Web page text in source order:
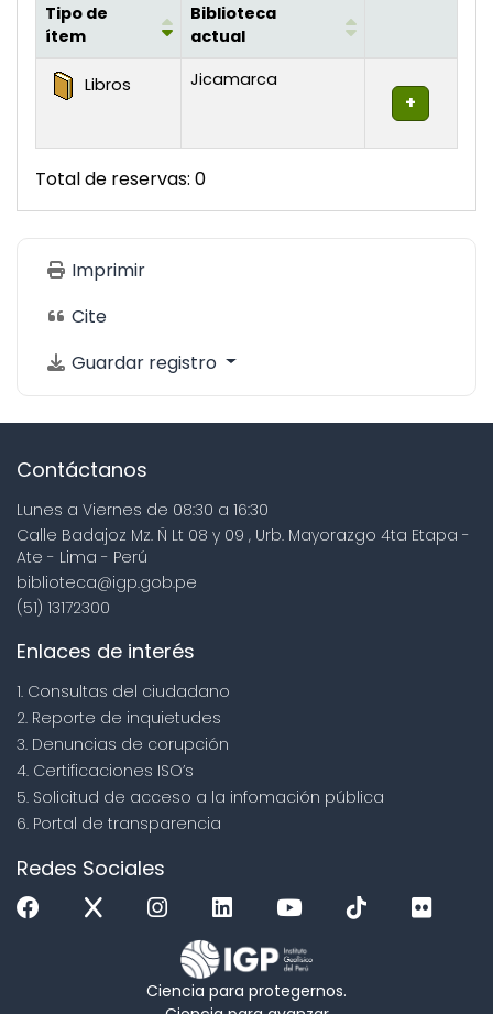
Existencias
Tipo de
ítem
Biblioteca
actual
Libros Jicamarca
Total de reservas: 0
Imprimir
Cite
Guardar registro
Contáctanos
Lunes a Viernes de 08:30 a 16:30
Calle Badajoz Mz. Ñ Lt 08 y 09 , Urb. Mayorazgo 4ta Etapa -
Ate - Lima - Perú
biblioteca@igp.gob.pe
(51) 13172300
Enlaces de interés
1. Consultas del ciudadano
2. Reporte de inquietudes
3. Denuncias de corupción
4. Certificaciones ISO’s
5. Solicitud de acceso a la infomación pública
6. Portal de transparencia
Redes Sociales
Ciencia para protegernos.